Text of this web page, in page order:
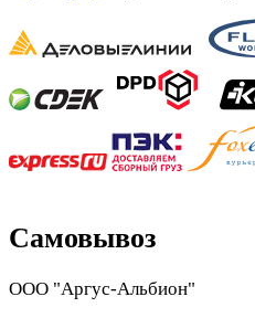
Самовывоз
ООО "Аргус-Альбион"